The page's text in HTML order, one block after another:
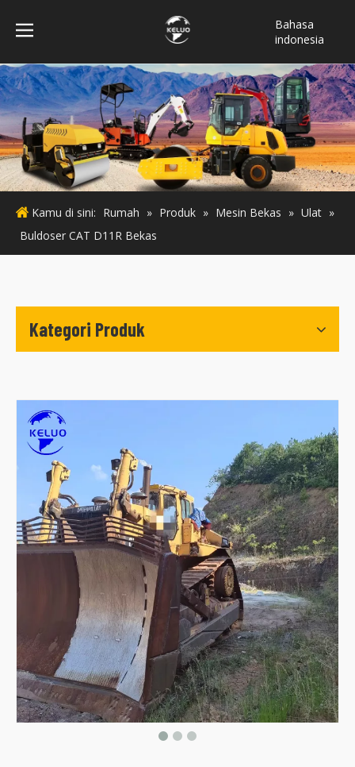
Bahasa
indonesia
Türk dili
ไทย
Italiano
Deutsch
Português
Español
Pусский
Kamu di sini: Rumah » Produk » Mesin Bekas » Ulat »
Buldoser CAT D11R Bekas
Kategori Produk